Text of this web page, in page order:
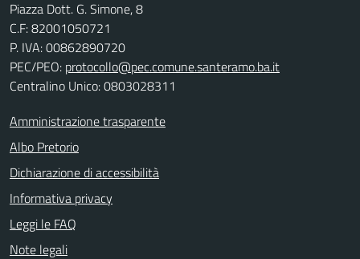
Piazza Dott. G. Simone, 8
C.F:82001050721
P. IVA:00862890720
PEC/PEO: protocollo@pec.comune.santeramo.ba.it
Centralino Unico: 0803028311
Amministrazione trasparente
Albo Pretorio
Dichiarazione di accessibilità
Informativa privacy
Leggi le FAQ
Note legali